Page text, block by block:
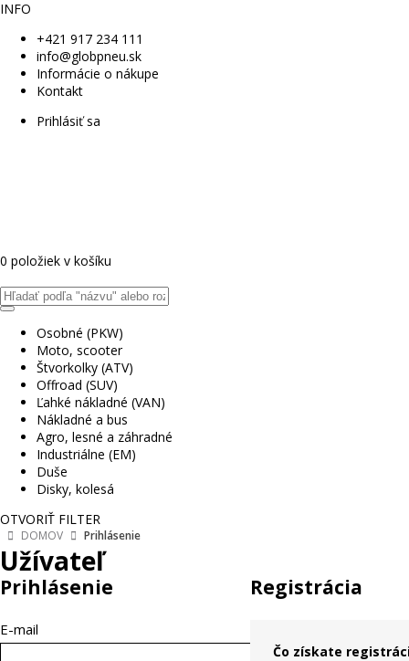
INFO
+421 917 234 111
info@globpneu.sk
Informácie o nákupe
Kontakt
Prihlásiť sa
0 položiek v košíku
Osobné (PKW)
Moto, scooter
Štvorkolky (ATV)
Offroad (SUV)
Ľahké nákladné (VAN)
Nákladné a bus
Agro, lesné a záhradné
Industriálne (EM)
Duše
Disky, kolesá
OTVORIŤ FILTER
DOMOV Prihlásenie
Užívateľ
Prihlásenie
E-mail
Registrácia
Čo získate